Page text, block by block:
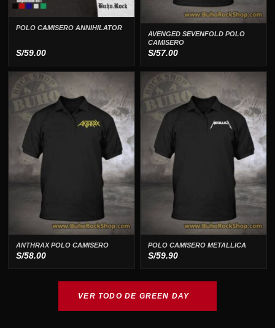
POLO CAMISERO ANNIHILATOR
S/59.00
AVENGED SEVENFOLD POLO
CAMISERO
S/57.00
ANTHRAX POLO CAMISERO
S/58.00
POLO CAMISERO METALLICA
S/59.90
VER TODO DE GREEN DAY